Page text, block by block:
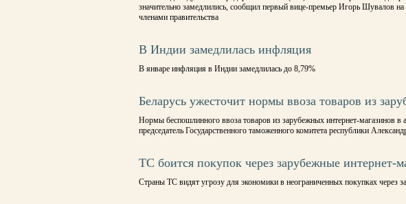
значительно замедлились, сообщил первый вице-премьер Игорь Шувалов
членами правительства
В Индии замедлилась инфляция
В январе инфляция в Индии замедлилась до 8,79%
Беларусь ужесточит нормы ввоза товаров из
Нормы беспошлинного ввоза товаров из зарубежных интернет-магазинов в
председатель Государственного таможенного комитета республики
ТС боится покупок через зарубежные интернет-
Страны ТС видят угрозу для экономики в неограниченных покупках через